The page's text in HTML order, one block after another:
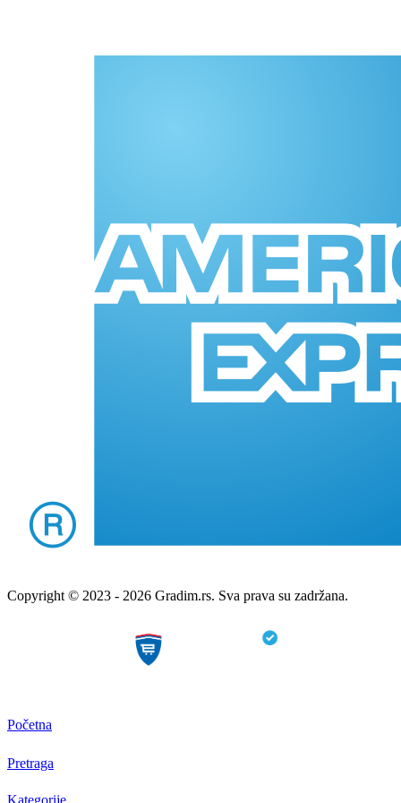
Copyright © 2023 - 2026 Gradim.rs. Sva prava su zadržana.
Početna
Pretraga